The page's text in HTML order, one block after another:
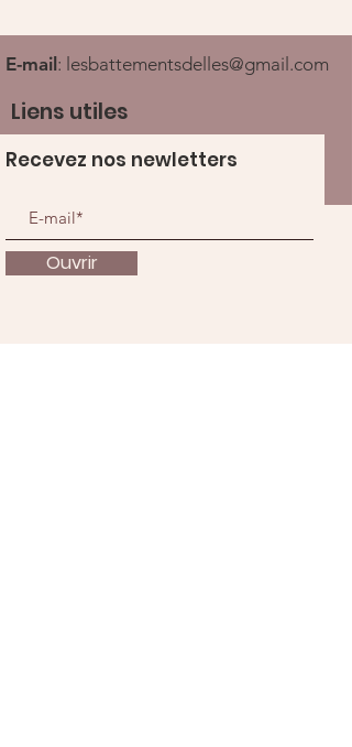
E-mail : lesbattementsdelles@gmail.com
Liens utiles
Recevez nos newletters
Ouvrir